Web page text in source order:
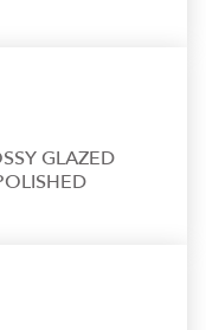
GLAZED